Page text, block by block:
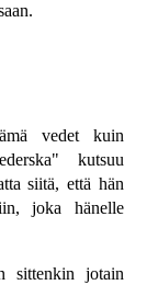
vedet kuin
kutsuu
siitä, että hän
joka hänelle
sittenkin jotain